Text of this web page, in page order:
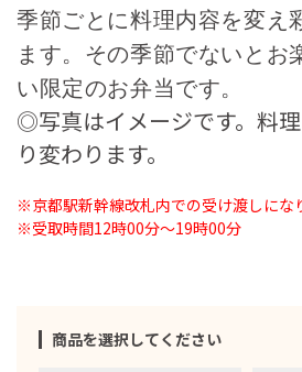
商品を選択してください
季節ごとに料理内容を変え
ます。その季節でないとお
い限定のお弁当です。
◎写真はイメージです。料
り変わります。
※京都駅新幹線改札内での受け渡しにな
※受取時間12時00分～19時00分